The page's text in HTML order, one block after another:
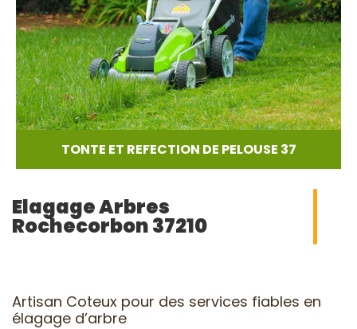
TONTE ET REFECTION DE PELOUSE 37
Elagage Arbres
Rochecorbon 37210
Artisan Coteux pour des services fiables en
élagage d’arbre